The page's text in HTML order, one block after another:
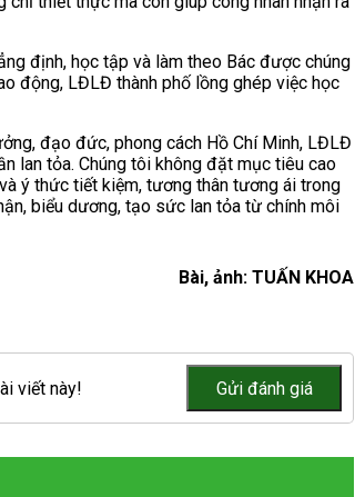
định, học tập và làm theo Bác được chúng
động, LĐLĐ thành phố lồng ghép việc học
đạo đức, phong cách Hồ Chí Minh, LĐLĐ
lan tỏa. Chúng tôi không đặt mục tiêu cao
ý thức tiết kiệm, tương thân tương ái trong
biểu dương, tạo sức lan tỏa từ chính môi
Bài, ảnh: TUẤN KHOA
viết này!